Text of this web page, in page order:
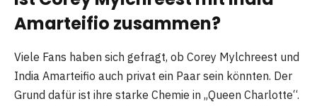
Amarteifio zusammen?
Viele Fans haben sich gefragt, ob Corey Mylchreest und
India Amarteifio auch privat ein Paar sein könnten. Der
Grund dafür ist ihre starke Chemie in „Queen Charlotte“.